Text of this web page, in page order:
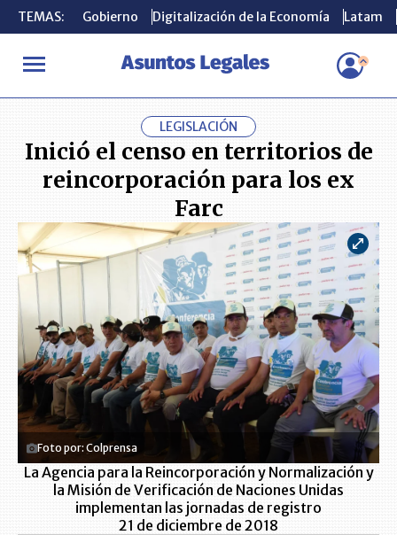
TEMAS: Gobierno Digitalización de la Economía Latam
INICIO ACTUALIDAD Inició el censo en territorios de
TEMAS: Gobierno Digitalización de la Economía Latam
LEGISLACIÓN
Inició el censo en territorios de
reincorporación para los ex
Farc
Foto por: Colprensa
La Agencia para la Reincorporación y Normalización y
la Misión de Verificación de Naciones Unidas
implementan las jornadas de registro
21 de diciembre de 2018